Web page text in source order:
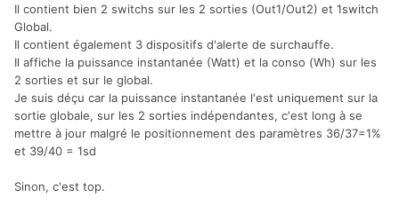
Il contient bien 2 switchs sur les 2 sorties (Out1/Out2) et 1switch
Global.
Il contient également 3 dispositifs d'alerte de surchauffe.
Il affiche la puissance instantanée (Watt) et la conso (Wh) sur les
2 sorties et sur le global.
Je suis déçu car la puissance instantanée l'est uniquement sur la
sortie globale, sur les 2 sorties indépendantes, c'est long à se
mettre à jour malgré le positionnement des paramètres 36/37=1%
et 39/40 = 1sd
Sinon, c'est top.